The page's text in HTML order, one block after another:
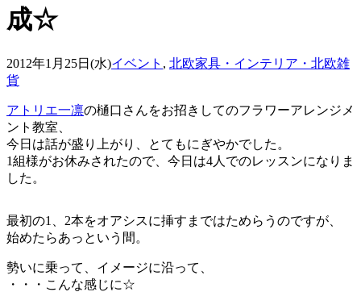
成☆
2012年1月25日(水)イベント , 北欧家具・インテリア・北欧雑
貨
アトリエ一凛の樋口さんをお招きしてのフラワーアレンジメ
ント教室、
今日は話が盛り上がり、とてもにぎやかでした。
1組様がお休みされたので、今日は4人でのレッスンになりま
した。
最初の1、2本をオアシスに挿すまではためらうのですが、
始めたらあっという間。
勢いに乗って、イメージに沿って、
・・・こんな感じに☆